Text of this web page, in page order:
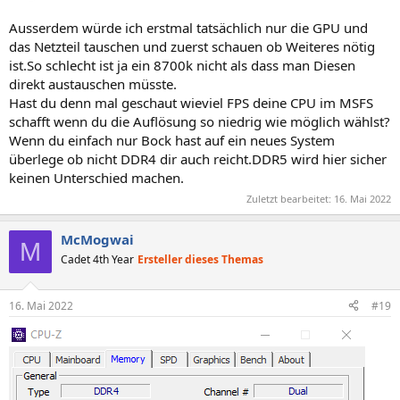
Ausserdem würde ich erstmal tatsächlich nur die GPU und
das Netzteil tauschen und zuerst schauen ob Weiteres nötig
ist.So schlecht ist ja ein 8700k nicht als dass man Diesen
direkt austauschen müsste.
Hast du denn mal geschaut wieviel FPS deine CPU im MSFS
schafft wenn du die Auflösung so niedrig wie möglich wählst?
Wenn du einfach nur Bock hast auf ein neues System
überlege ob nicht DDR4 dir auch reicht.DDR5 wird hier sicher
keinen Unterschied machen.
Zuletzt bearbeitet: 16. Mai 2022
M McMogwai
Cadet 4th Year Ersteller dieses Themas
16. Mai 2022 #19